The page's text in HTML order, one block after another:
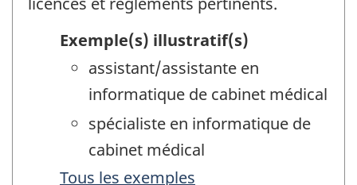
Exemple(s) illustratif(s)
assistant/assistante en
informatique de cabinet médical
spécialiste en informatique de
cabinet médical
Tous les exemples